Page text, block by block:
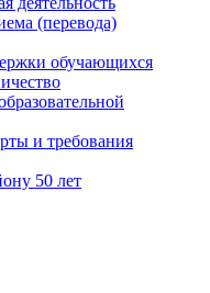
(перевода)
обучающихся
и требования
50 лет